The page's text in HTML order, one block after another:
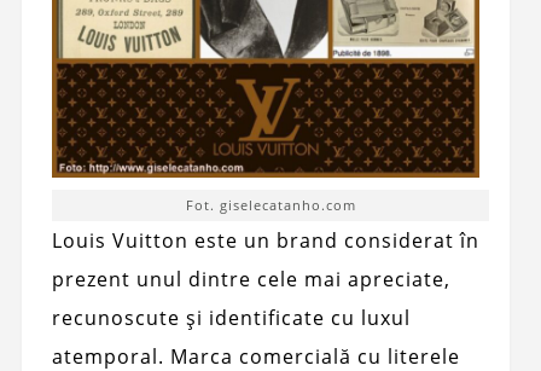
Fot. giselecatanho.com
Louis Vuitton este un brand considerat în
prezent unul dintre cele mai apreciate,
recunoscute și identificate cu luxul
atemporal. Marca comercială cu literele